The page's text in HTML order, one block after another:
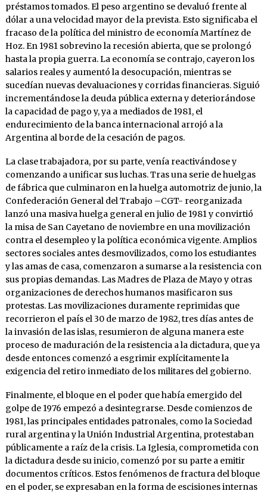
préstamos tomados. El peso argentino se devaluó frente al
dólar a una velocidad mayor de la prevista. Esto significaba el
fracaso de la política del ministro de eco­nomía Martínez de
Hoz. En 1981 sobrevino la recesión abier­ta, que se prolongó
hasta la propia guerra. La economía se contrajo, cayeron los
salarios reales y aumentó la desocupación, mientras se
sucedían nuevas devaluaciones y corridas financieras. Siguió
incre­mentándose la deuda pública externa y deteriorándose
la capacidad de pago y, ya a mediados de 1981, el
endurecimiento de la banca internacional arrojó a la
Argentina al borde de la cesación de pagos.
La clase trabajadora, por su parte, venía reactivándose y
comen­zando a unificar sus luchas. Tras una serie de huelgas
de fábrica que culminaron en la huelga automotriz de junio, la
Confederación General del Trabajo –CGT- reorganizada
lanzó una masiva huelga general en julio de 1981 y convirtió
la misa de San Cayetano de noviembre en una movilización
contra el desempleo y la política económica vigente. Amplios
sectores socia­les antes desmovilizados, como los estudiantes
y las amas de casa, comenzaron a sumarse a la resistencia con
sus propias demandas. Las Madres de Plaza de Mayo y otras
organizaciones de derechos humanos masificaron sus
protestas. Las movilizaciones duramente reprimidas que
recorrieron el país el 30 de marzo de 1982, tres días antes de
la invasión de las islas, resumieron de alguna manera este
proceso de maduración de la resistencia a la dictadura, que ya
desde entonces comenzó a esgrimir explícitamente la
exigencia del retiro inmediato de los militares del gobierno.
Finalmente, el bloque en el poder que había emergido del
golpe de 1976 empezó a desintegrarse. Desde comienzos de
1981, las principales entidades patronales, como la Sociedad
rural argentina y la Unión Industrial Argentina, protestaban
públicamente a raíz de la crisis. La Iglesia, comprometida con
la dictadura desde su ini­cio, comenzó por su parte a emitir
documentos críticos. Estos fenó­menos de fractura del bloque
en el poder, se expresaban en la forma de escisiones internas